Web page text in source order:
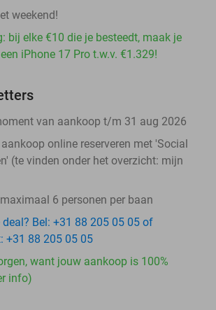
weekend!
bij elke €10 die je besteedt, maak je
iPhone 17 Pro t.w.v. €1.329!
van aankoop t/m 31 aug 2026
online reserveren met 'Social
(te vinden onder het overzicht: mijn
6 personen per baan
deal? Bel: +31 88 205 05 05 of
+31 88 205 05 05
want jouw aankoop is 100%
info)